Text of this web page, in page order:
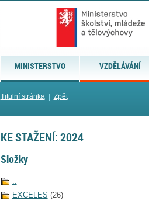
MINISTERSTVO VZDĚLÁVÁNÍ
Titulní stránka| Zpět
KE STAŽENÍ: 2024
Složky
..
EXCELES (26)